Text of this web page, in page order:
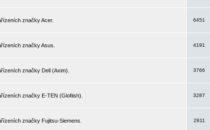
značky Acer.
6451
značky Asus.
4191
značky Dell (Axim).
3766
značky E-TEN (Glofiish).
3287
značky Fujitsu-Siemens.
2811